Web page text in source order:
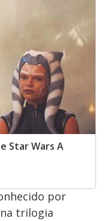
Star Wars A
por
trilogia